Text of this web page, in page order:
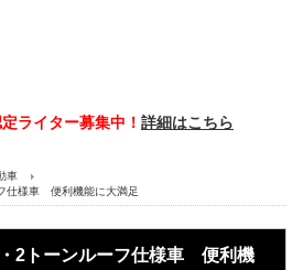
ライター募集中！ 詳細はこちら
車
仕様車 便利機能に大満足
2トーンルーフ仕様車 便利機